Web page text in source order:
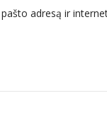
adresą ir